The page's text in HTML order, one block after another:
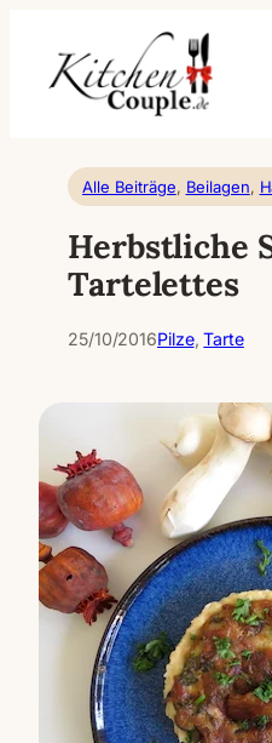
springen
Alle Beiträge, Beilagen,
Herbstliche
Tartelettes
25/10/2016Pilze, Tarte